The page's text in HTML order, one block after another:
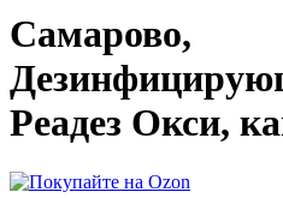
Самарово,
Реадез Окси,